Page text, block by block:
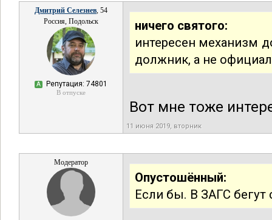
Дмитрий Селезнев, 54
Россия, Подольск
А Репутация: 74801
В отпуске
ничего святого:
интересен механизм
должник, а не
Вот мне тоже
11 июня 2019, вторник
Модератор
Опустошённый:
Если бы. В ЗАГС бегут